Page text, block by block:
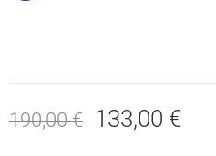
190,00 € 133,00 €